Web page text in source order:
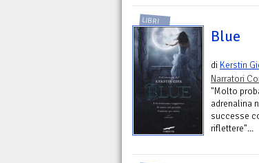
LIBRI
Blue
di Kerstin
Narratori
"Molto
adrenalina
successe
riflettere"...